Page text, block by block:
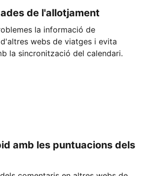
de l'allotjament
la informació de
webs de viatges i evita
la sincronització del calendari.
amb les puntuacions dels